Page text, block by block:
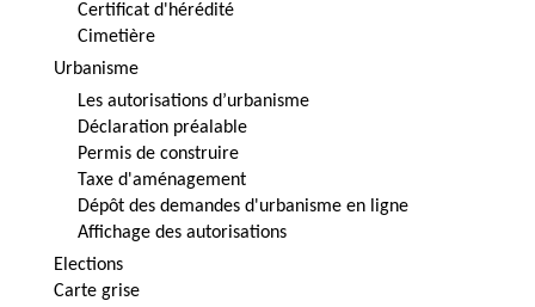
Certificat d'hérédité
Cimetière
Urbanisme
Les autorisations d’urbanisme
Déclaration préalable
Permis de construire
Taxe d'aménagement
Dépôt des demandes d'urbanisme en ligne
Affichage des autorisations
Elections
Carte grise